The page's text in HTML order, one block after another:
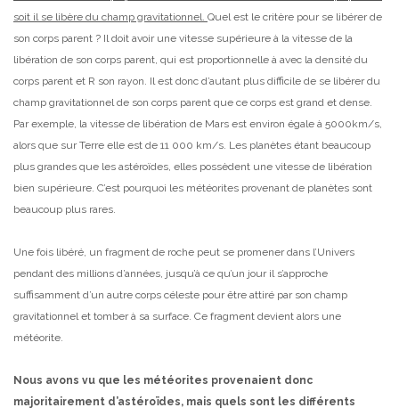
soit il se libère du champ gravitationnel. Quel est le critère pour se libérer de
son corps parent ? Il doit avoir une vitesse supérieure à la vitesse de la
libération de son corps parent, qui est proportionnelle à avec la densité du
corps parent et R son rayon. Il est donc d’autant plus difficile de se libérer du
champ gravitationnel de son corps parent que ce corps est grand et dense.
Par exemple, la vitesse de libération de Mars est environ égale à 5000km/s,
alors que sur Terre elle est de 11 000 km/s. Les planètes étant beaucoup
plus grandes que les astéroïdes, elles possèdent une vitesse de libération
bien supérieure. C’est pourquoi les météorites provenant de planètes sont
beaucoup plus rares.
Une fois libéré, un fragment de roche peut se promener dans l’Univers
pendant des millions d’années, jusqu’à ce qu’un jour il s’approche
suffisamment d’un autre corps céleste pour être attiré par son champ
gravitationnel et tomber à sa surface. Ce fragment devient alors une
météorite.
Nous avons vu que les météorites provenaient donc
majoritairement d’astéroïdes, mais quels sont les différents